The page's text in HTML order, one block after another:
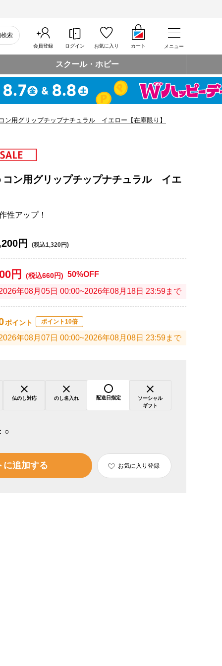
索
会員登録 ログイン お気に入り カート メニュー
スクール・ホビー
ン用グリップチップナチュラル イエロー【在庫限り】
ン用グリップチップナチュラル イエ
性アップ！
円 (税込1,320円)
円 (税込660円) 50%OFF
年08月05日 00:00~2026年08月18日 23:59まで
ポイント ポイント10倍
年08月07日 00:00~2026年08月08日 23:59まで
仏のし対応 のし名入れ 配送日指定
ソーシャル
ギフト
○
に追加する お気に入り登録